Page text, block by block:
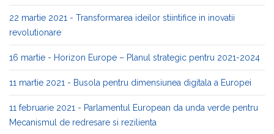
22 martie 2021 - Transformarea ideilor stiintifice in inovatii
revolutionare
16 martie - Horizon Europe – Planul strategic pentru 2021-2024
11 martie 2021 - Busola pentru dimensiunea digitala a Europei
11 februarie 2021 - Parlamentul European da unda verde pentru
Mecanismul de redresare si rezilienta